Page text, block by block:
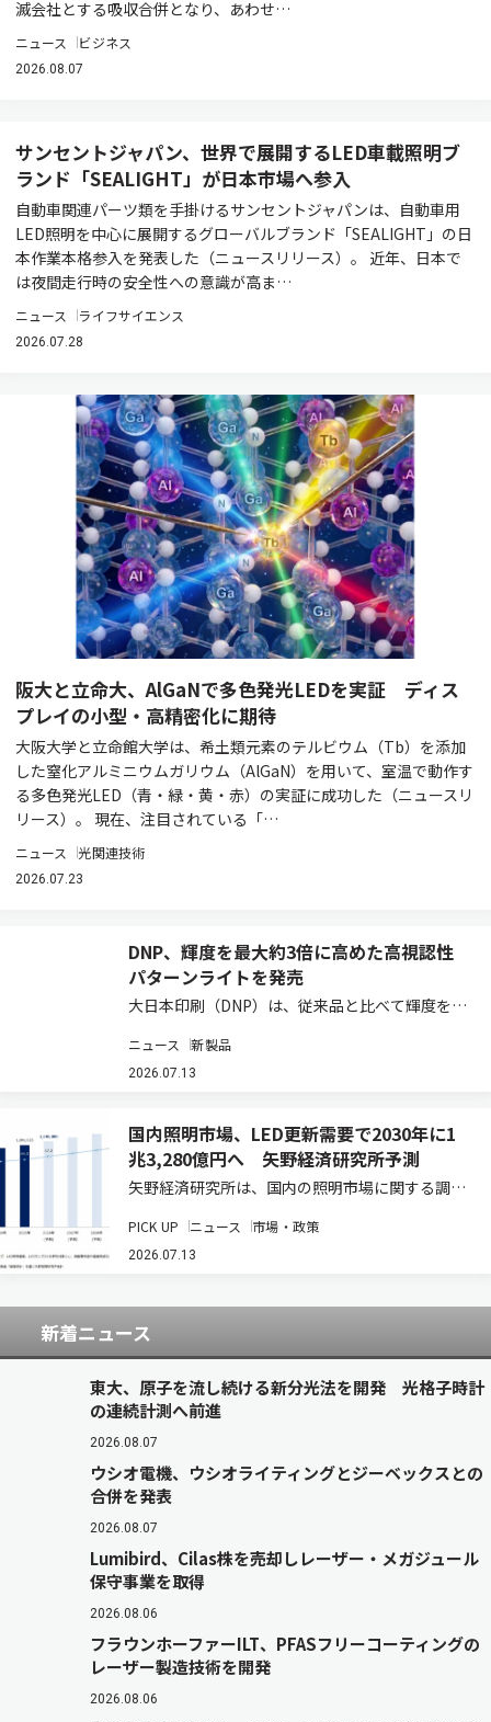
滅会社とする吸収合併となり、あわせ…
ニュース ビジネス
2026.08.07
サンセントジャパン、世界で展開するLED車載照明ブ
ランド「SEALIGHT」が日本市場へ参入
自動車関連パーツ類を手掛けるサンセントジャパンは、自動車用
LED照明を中心に展開するグローバルブランド「SEALIGHT」の日
本作業本格参入を発表した（ニュースリリース）。 近年、日本で
は夜間走行時の安全性への意識が高ま…
ニュース ライフサイエンス
2026.07.28
阪大と立命大、AlGaNで多色発光LEDを実証 ディス
プレイの小型・高精密化に期待
大阪大学と立命館大学は、希土類元素のテルビウム（Tb）を添加
した窒化アルミニウムガリウム（AlGaN）を用いて、室温で動作す
る多色発光LED（青・緑・黄・赤）の実証に成功した（ニュースリ
リース）。 現在、注目されている「…
ニュース 光関連技術
2026.07.23
DNP、輝度を最大約3倍に高めた高視認性
パターンライトを発売
大日本印刷（DNP）は、従来品と比べて輝度を最
ターンライト 固定設置タイプ」を開発し、2026
年7月から試験販売を開始する（ニュースリリー
ニュース 新製品
2026.07.13
国内照明市場、LED更新需要で2030年に1
兆3,280億円へ 矢野経済研究所予測
矢野経済研究所は、国内の照明市場に関する調査
の国内照明総市場規模は、前年比3.8％増の1兆
910億2,500万円と推計している。既設の蛍光灯
PICK UP ニュース 市場・政策
2026.07.13
新着ニュース
東大、原子を流し続ける新分光法を開発 光格子時計
の連続計測へ前進
2026.08.07
ウシオ電機、ウシオライティングとジーベックスとの
合併を発表
2026.08.07
Lumibird、Cilas株を売却しレーザー・メガジュール
保守事業を取得
2026.08.06
フラウンホーファーILT、PFASフリーコーティングの
レーザー製造技術を開発
2026.08.06